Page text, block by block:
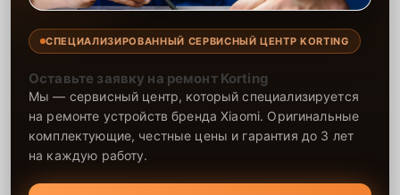
СПЕЦИАЛИЗИРОВАННЫЙ СЕРВИСНЫЙ ЦЕНТР KORTING
Оставьте заявку на ремонт Korting
Мы — сервисный центр, который специализируется
на ремонте устройств бренда Xiaomi. Оригинальные
комплектующие, честные цены и гарантия до 3 лет
на каждую работу.